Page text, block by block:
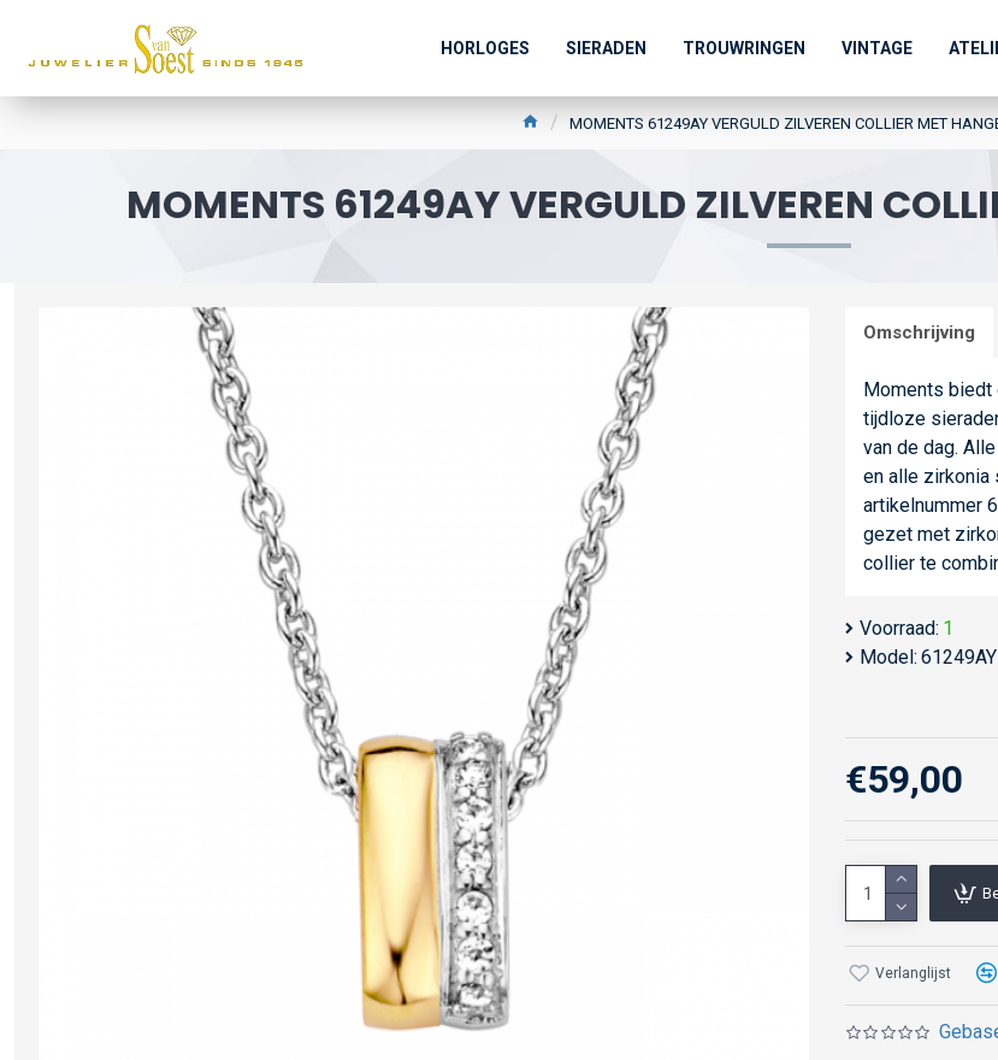
HORLOGES SIERADEN TROUWRINGEN VINTAGE
MOMENTS 61249AY VERGULD ZILVEREN COLLIER MET
MOMENTS 61249AY VERGULD ZILVEREN
Omschrijving
Moments biedt
tijdloze
van de dag.
en alle zirkonia
artikelnummer
gezet met
collier te
Voorraad: 1
Model: 61249AY
€59,00
Verlanglijst